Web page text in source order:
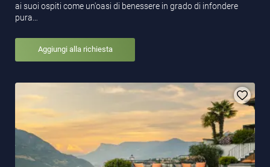
ai suoi ospiti come un'oasi di benessere in grado di infondere
pura…
Aggiungi alla richiesta